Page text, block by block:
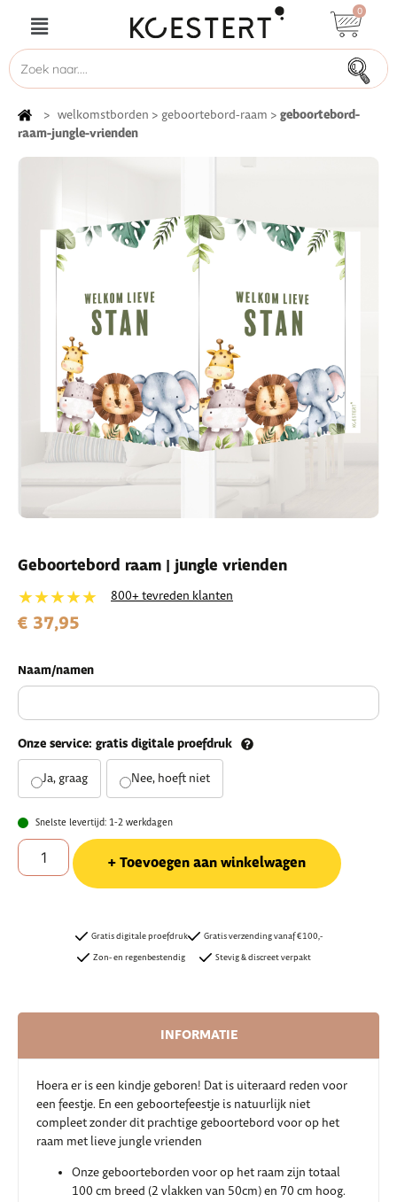
0
> welkomstborden > geboortebord-raam > geboortebord-
raam-jungle-vrienden
Geboortebord raam | jungle vrienden
★★★★★ 800+ tevreden klanten
€ 37,95
Naam/namen
Onze service: gratis digitale proefdruk
Ja, graag Nee, hoeft niet
Snelste levertijd: 1-2 werkdagen
Toevoegen aan winkelwagen
Gratis digitale proefdruk
Zon- en regenbestendig
Gratis verzending vanaf €100,-
Stevig & discreet verpakt
INFORMATIE
Hoera er is een kindje geboren! Dat is uiteraard reden voor
een feestje. En een geboortefeestje is natuurlijk niet
compleet zonder dit prachtige geboortebord voor op het
raam met lieve jungle vrienden
Onze geboorteborden voor op het raam zijn totaal
100 cm breed (2 vlakken van 50cm) en 70 cm hoog.